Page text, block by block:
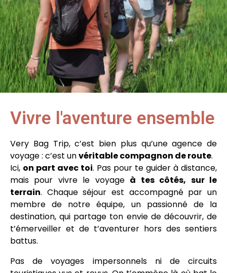
Vivre l'aventure ensemble
Very Bag Trip, c’est bien plus qu’une agence de
voyage : c’est unvéritable compagnon de route.
Ici, on part avec toi. Pas pour te guider à distance,
mais pour vivre le voyage à tes côtés, sur le
terrain. Chaque séjour est accompagné par un
membre de notre équipe, un passionné de la
destination, qui partage ton envie de découvrir, de
t’émerveiller et de t’aventurer hors des sentiers
battus.
Pas de voyages impersonnels ni de circuits